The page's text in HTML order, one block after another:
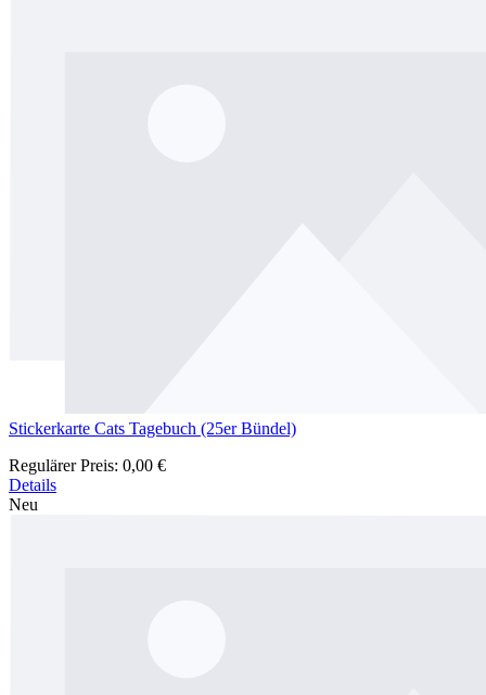
Stickerkarte Cats Tagebuch (25er Bündel)
Regulärer Preis: 0,00 €
Details
Neu